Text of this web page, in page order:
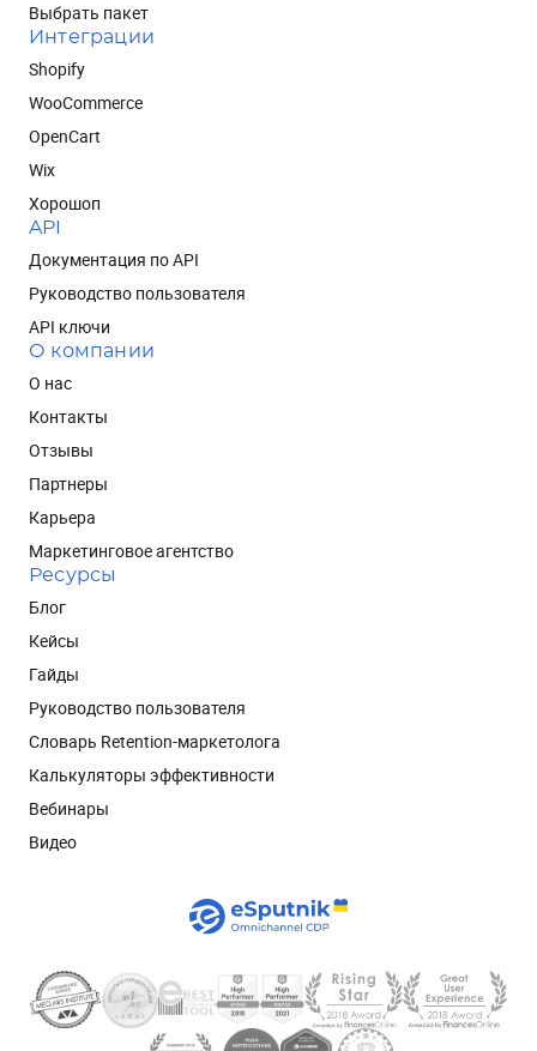
Выбрать пакет
Интеграции
Shopify
WooCommerce
OpenCart
Wix
Хорошоп
API
Документация по API
Руководство пользователя
API ключи
О компании
О нас
Контакты
Отзывы
Партнеры
Карьера
Маркетинговое агентство
Ресурсы
Блог
Кейсы
Гайды
Руководство пользователя
Словарь Retention-маркетолога
Калькуляторы эффективности
Вебинары
Видео